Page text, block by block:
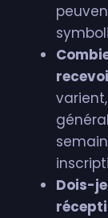
Dois-